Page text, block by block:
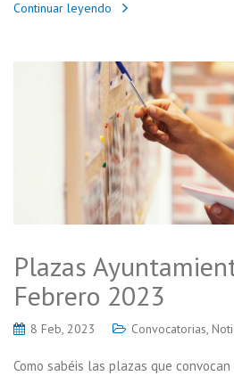
Continuar leyendo
Plazas
Febrero 2023
8 Feb, 2023 Convocatorias,
Como sabéis las plazas que